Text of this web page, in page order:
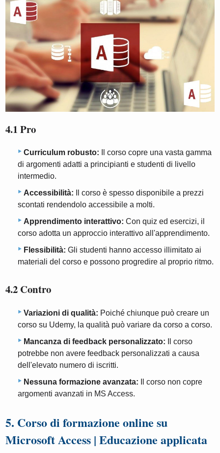
4.1 Pro
Curriculum robusto: Il corso copre una vasta gamma
di argomenti adatti a principianti e studenti di livello
intermedio.
Accessibilità: Il corso è spesso disponibile a prezzi
scontati rendendolo accessibile a molti.
Apprendimento interattivo: Con quiz ed esercizi, il
corso adotta un approccio interattivo all'apprendimento.
Flessibilità: Gli studenti hanno accesso illimitato ai
materiali del corso e possono progredire al proprio ritmo.
4.2 Contro
Variazioni di qualità: Poiché chiunque può creare un
corso su Udemy, la qualità può variare da corso a corso.
Mancanza di feedback personalizzato: Il corso
potrebbe non avere feedback personalizzati a causa
dell'elevato numero di iscritti.
Nessuna formazione avanzata: Il corso non copre
argomenti avanzati in MS Access.
5. Corso di formazione online su
Microsoft Access | Educazione applicata